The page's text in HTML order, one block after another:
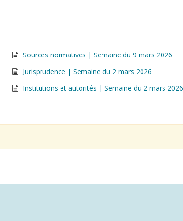
Sources normatives | Semaine du 9 mars 2026
Jurisprudence | Semaine du 2 mars 2026
Institutions et autorités | Semaine du 2 mars 2026